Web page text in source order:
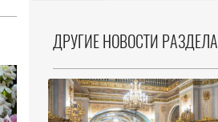
ДРУГИЕ НОВОСТИ РАЗДЕЛА